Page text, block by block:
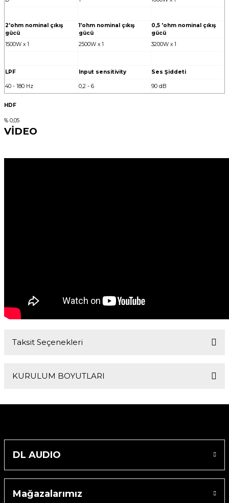
2'ohm nominal çıkış
gücü
1'ohm nominal çıkış
gücü
0,5 'ohm nominal çıkış
gücü
1500W x 1
2500W x 1 3200W x 1
LPF Input sensitivity Ses Şiddeti
40 - 180 Hz 0,2 - 6 90 dB
HDF
% 0,05
VİDEO
Taksit Seçenekleri
KURULUM BOYUTLARI
Boyutlar
DL AUDIO
Mağazalarımız